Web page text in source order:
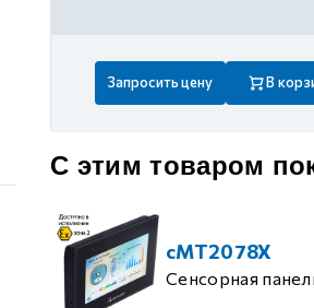
Запросить цену В
С этим товаром
cMT2078X
Сенсорная